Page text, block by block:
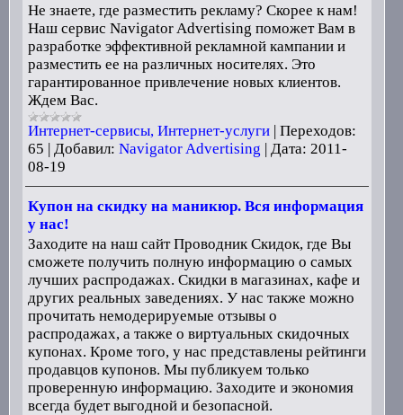
Не знаете, где разместить рекламу? Скорее к нам!
Наш сервис Navigator Advertising поможет Вам в
разработке эффективной рекламной кампании и
разместить ее на различных носителях. Это
гарантированное привлечение новых клиентов.
Ждем Вас.
Интернет-сервисы, Интернет-услуги| Переходов:
65 | Добавил: Navigator Advertising | Дата: 2011-
08-19
Купон на скидку на маникюр. Вся информация
у нас!
Заходите на наш сайт Проводник Скидок, где Вы
сможете получить полную информацию о самых
лучших распродажах. Скидки в магазинах, кафе и
других реальных заведениях. У нас также можно
прочитать немодерируемые отзывы о
распродажах, а также о виртуальных скидочных
купонах. Кроме того, у нас представлены рейтинги
продавцов купонов. Мы публикуем только
проверенную информацию. Заходите и экономия
всегда будет выгодной и безопасной.